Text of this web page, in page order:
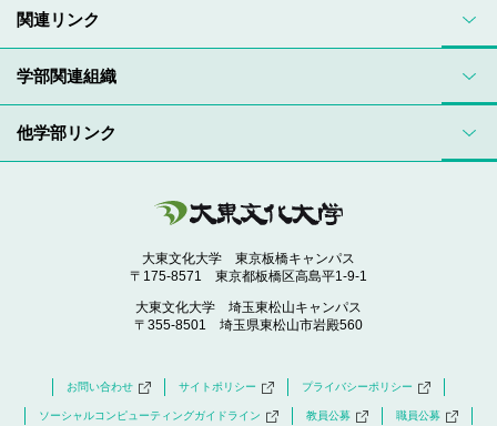
学部関連組織
他学部リンク
大東文化大学 東京板橋キャンパス
〒175-8571 東京都板橋区高島平1-9-1
大東文化大学 埼玉東松山キャンパス
〒355-8501 埼玉県東松山市岩殿560
お問い合わせ サイトポリシー プライバシーポリシー
ソーシャルコンピューティングガイドライン 教員公募 職員公募
関連リンク